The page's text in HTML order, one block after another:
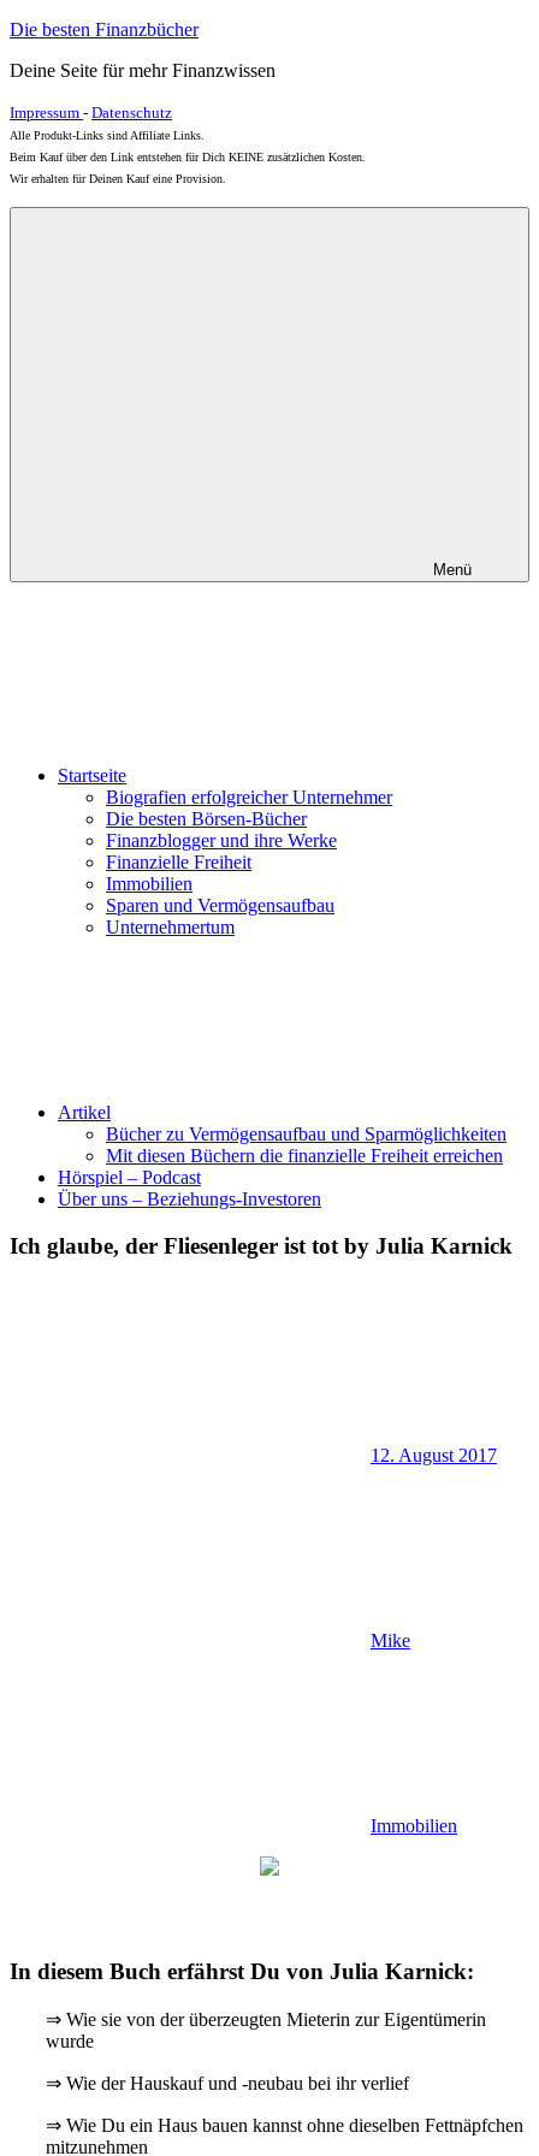
Zum
springen
Die besten Finanzbücher
Deine Seite für mehr Finanzwissen
Impressum - Datenschutz
Alle Produkt-Links sind Affiliate Links.
Beim Kauf über den Link entstehen für Dich KEINE zusätzlichen Kosten.
Wir erhalten für Deinen Kauf eine Provision.
Menü
Startseite
Biografien erfolgreicher Unternehmer
Die besten Börsen-Bücher
Finanzblogger und ihre Werke
Finanzielle Freiheit
Immobilien
Sparen und Vermögensaufbau
Unternehmertum
Artikel
Bücher zu Vermögensaufbau und Sparmöglichkeiten
Mit diesen Büchern die finanzielle Freiheit erreichen
Hörspiel – Podcast
Über uns – Beziehungs-Investoren
Ich glaube, der Fliesenleger ist tot by Julia Karnick
12. August 2017
Mike
Immobilien
In diesem Buch erfährst Du von Julia Karnick:
⇒ Wie sie von der überzeugten Mieterin zur Eigentümerin
wurde
⇒ Wie der Hauskauf und -neubau bei ihr verlief
⇒ Wie Du ein Haus bauen kannst ohne dieselben Fettnäpfchen
mitzunehmen